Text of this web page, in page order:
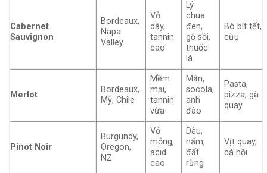
Cabernet
Sauvignon
Bordeaux,
Napa
Valley
Vỏ
dày,
tannin
cao
Lý
chua
đen,
gỗ sồi,
thuốc
lá
Bò bít tết,
cừu
Merlot
Bordeaux,
Mỹ, Chile
Mềm
mại,
tannin
vừa
Mận,
socola,
anh
đào
Pasta,
pizza, gà
quay
Pinot Noir
Burgundy,
Oregon,
NZ
Vỏ
mỏng,
acid
cao
Dâu,
nấm,
đất
rừng
Vịt quay,
cá hồi